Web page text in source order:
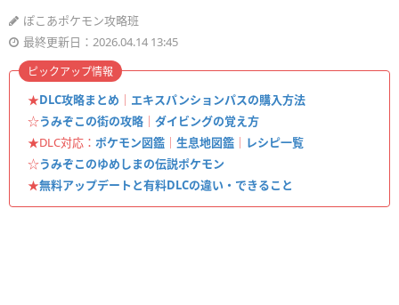
ぽこあポケモン攻略班
最終更新日：2026.04.14 13:45
★DLC攻略まとめ ｜ エキスパンションパスの購入方法
☆うみぞこの街の攻略 ｜ ダイビングの覚え方
★DLC対応： ポケモン図鑑 ｜ 生息地図鑑 ｜ レシピ一覧
☆うみぞこのゆめしまの伝説ポケモン
★無料アップデートと有料DLCの違い・できること
ピックアップ情報